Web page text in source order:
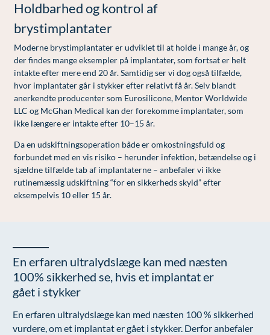
Lunge-astma-allergi
Mave-tarm kirurgi
Menopause- og hormonterapi
Neurologi (hjerne-nervesygdomme)
Onkologi (kræftsygdomme)
Plastikkirurgi (rekonstruktiv)
Reumatologi (gigtsygdomme)
Svedproblemer
Søvn
Urologi (Urinvejssygdomme)
Øre-næse-hals
Modelopskrivning
Plasmaprodukter i æstetisk, kosmetisk og anti-
Prisliste
Skriv dig op
Udskrivelse
Kontakt os & Find vej
Kvalitet og patienttilfredshed
Nyttige links
Parkering og opladning på AROS Privathospital
Persondatapolitik på AROS
Rygepolitik
Samarbejde mellem specialer
Sengestuer
Standardbetingelser for privatbetalte
Vores mål
Holdbarhed og kontrol af
brystimplantater
Moderne brystimplantater er udviklet til at holde i mange år, og
der findes mange eksempler på implantater, som fortsat er helt
intakte efter mere end 20 år. Samtidig ser vi dog også tilfælde,
hvor implantater går i stykker efter relativt få år. Selv blandt
anerkendte producenter som Eurosilicone, Mentor Worldwide
LLC og McGhan Medical kan der forekomme implantater, som
ikke længere er intakte efter 10–15 år.
Da en udskiftningsoperation både er omkostningsfuld og
forbundet med en vis risiko – herunder infektion, betændelse og i
sjældne tilfælde tab af implantaterne – anbefaler vi ikke
rutinemæssig udskiftning “for en sikkerheds skyld” efter
eksempelvis 10 eller 15 år.
En erfaren ultralydslæge kan med næsten
100% sikkerhed se, hvis et implantat er
gået i stykker
En erfaren ultralydslæge kan med næsten 100 % sikkerhed
vurdere, om et implantat er gået i stykker. Derfor anbefaler